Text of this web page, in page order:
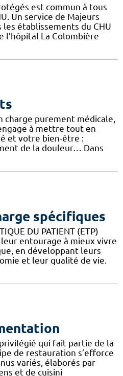
est commun à tous
Un service de Majeurs
établissements du CHU
l’hôpital La Colombière
charge purement médicale,
à mettre tout en
et votre bien-être :
de la douleur… Dans
spécifiques
DU PATIENT (ETP)
leur entourage à mieux vivre
en développant leurs
et leur qualité de vie.
qui fait partie de la
de restauration s’efforce
variés, élaborés par
et de cuisini